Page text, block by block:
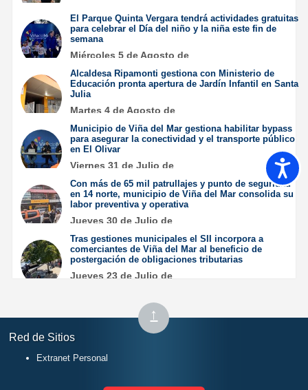
2026
El Parque Quinta Vergara tendrá actividades gratuitas
para celebrar el Día del niño y la niña este fin de
semana
Miércoles 5 de Agosto de
Alcaldesa Ripamonti gestiona con Ministerio de
Educación pronta apertura de Jardín Infantil en Santa
Julia
Martes 4 de Agosto de
Municipio de Viña del Mar gestiona habilitar bypass
para asegurar la conectividad y el transporte público
en El Olivar
Viernes 31 de Julio de
Con más de 65 mil patrullajes y punto de seguridad
en 14 norte, municipio de Viña del Mar consolida su
labor preventiva y operativa
Jueves 30 de Julio de
Tras gestiones municipales el SII incorpora a
comerciantes de Viña del Mar al beneficio de
postergación de obligaciones tributarias
Jueves 23 de Julio de
↑ Subir
al
Red de Sitios
Extranet Personal